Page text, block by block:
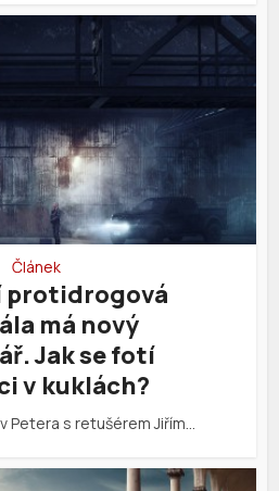
Článek
protidrogová
má nový
Jak se fotí
v kuklách?
Petera s retušérem Jiřím…